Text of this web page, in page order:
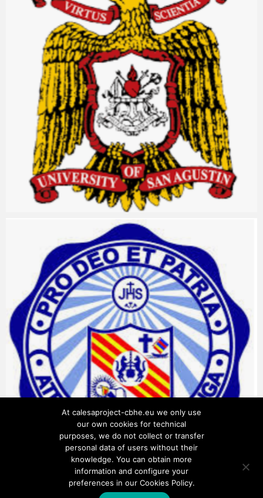
At calesaproject-cbhe.eu we only use
our own cookies for technical
purposes, we do not collect or transfer
personal data of users without their
knowledge. You can obtain more
information and configure your
preferences in our Cookies Policy.